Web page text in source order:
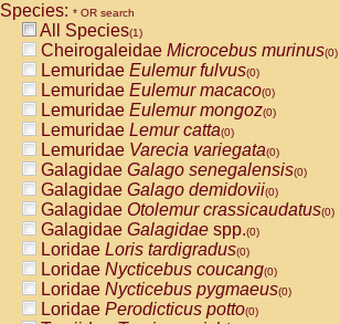
CebidaeCebus capucinus
CebidaeCebus nigrivittatus
CebidaeCebus spp.(0)
CebidaeSaimiri boliviensis(0)
CebidaeSaimiri sciureus(0)
AtelidaeAlouatta caraya(0)
AtelidaeAlouatta fusca(0)
AtelidaeAlouatta seniculus(0)
AtelidaeAlouattaspp.(0)
AtelidaeAteles belzebuth(0)
AtelidaeAteles geoffroyi(0)
AtelidaeAteles paniscus(0)
AtelidaeAtelesspp.(0)
AtelidaeLagothrix lagothricha(0)
AtelidaeLagothrix lagothricha cana
PitheciidaeCacajao calvus
Species: * OR search
All Species(1)
Cheirogaleidae Microcebus murinus(0)
Lemuridae Eulemur fulvus(0)
Lemuridae Eulemur macaco(0)
Lemuridae Eulemur mongoz(0)
Lemuridae Lemur catta(0)
Lemuridae Varecia variegata(0)
Galagidae Galago senegalensis(0)
Galagidae Galago demidovii(0)
Galagidae Otolemur crassicaudatus(0)
Galagidae Galagidae spp.(0)
Loridae Loris tardigradus(0)
Loridae Nycticebus coucang(0)
Loridae Nycticebus pygmaeus(0)
Loridae Perodicticus potto(0)